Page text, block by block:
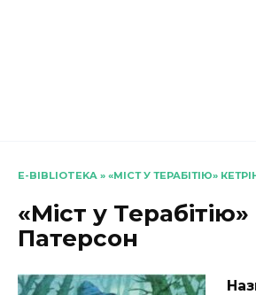
E-BIBLIOTEKA » «МІСТ У ТЕРАБІТІЮ»
«Міст у Терабітію»
Патерсон